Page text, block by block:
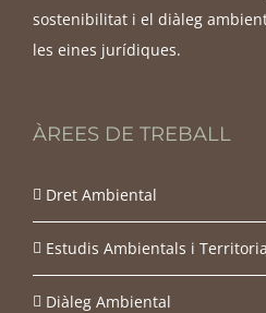
sostenibilitat i el diàleg
les eines jurídiques.
ÀREES DE TREBALL
Dret Ambiental
Estudis Ambientals i
Diàleg Ambiental